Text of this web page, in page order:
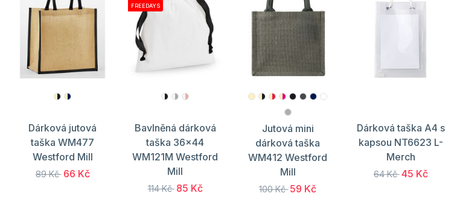
Dárková jutová
taška WM477
Westford Mill
89 Kč 66 Kč
FREEDAYS
Bavlněná dárková
taška 36x44
WM121M Westford
Mill
114 Kč 85 Kč
Jutová mini
dárková taška
WM412 Westford
Mill
100 Kč 59 Kč
Dárková taška A4 s
kapsou NT6623 L-
Merch
64 Kč45 Kč